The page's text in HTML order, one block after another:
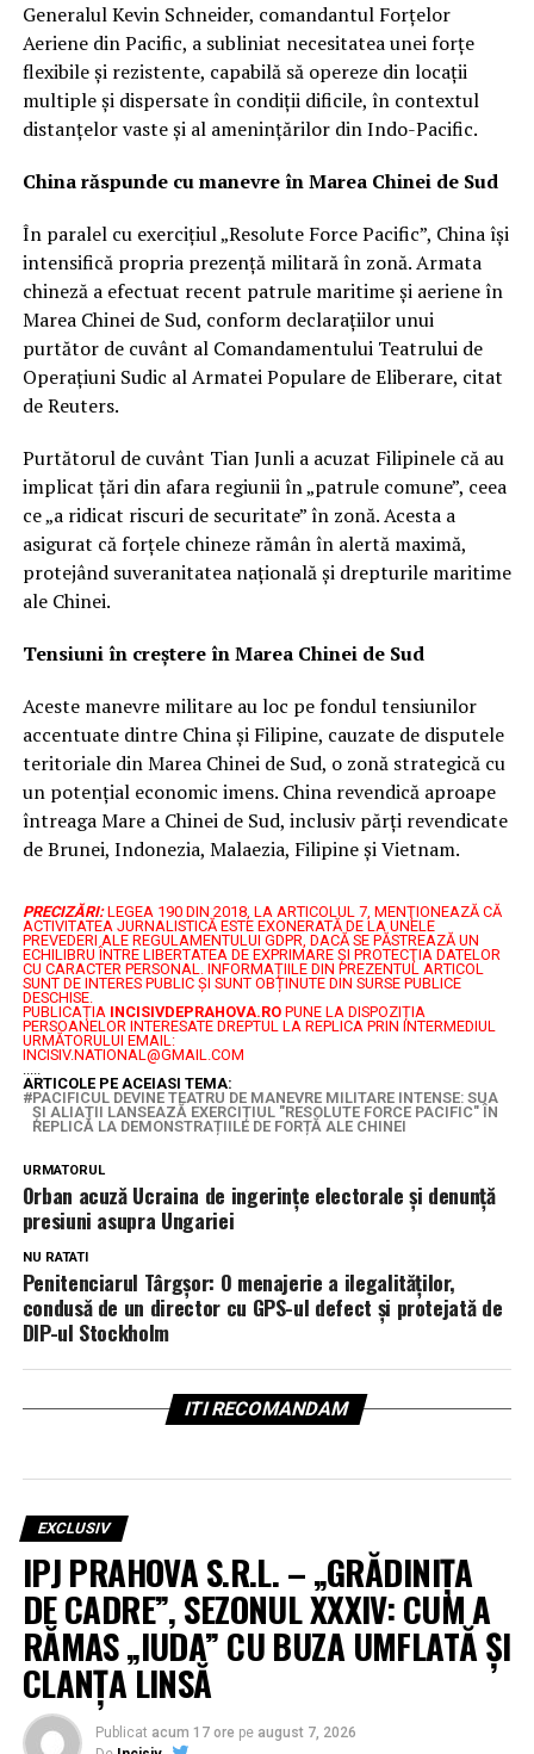
Generalul Kevin Schneider, comandantul Forțelor
Aeriene din Pacific, a subliniat necesitatea unei forțe
flexibile și rezistente, capabilă să opereze din locații
multiple și dispersate în condiții dificile, în contextul
distanțelor vaste și al amenințărilor din Indo-Pacific.
China răspunde cu manevre în Marea Chinei de Sud
În paralel cu exercițiul „Resolute Force Pacific”, China își
intensifică propria prezență militară în zonă. Armata
chineză a efectuat recent patrule maritime și aeriene în
Marea Chinei de Sud, conform declarațiilor unui
purtător de cuvânt al Comandamentului Teatrului de
Operațiuni Sudic al Armatei Populare de Eliberare, citat
de Reuters.
Purtătorul de cuvânt Tian Junli a acuzat Filipinele că au
implicat țări din afara regiunii în „patrule comune”, ceea
ce „a ridicat riscuri de securitate” în zonă. Acesta a
asigurat că forțele chineze rămân în alertă maximă,
protejând suveranitatea națională și drepturile maritime
ale Chinei.
Tensiuni în creștere în Marea Chinei de Sud
Aceste manevre militare au loc pe fondul tensiunilor
accentuate dintre China și Filipine, cauzate de disputele
teritoriale din Marea Chinei de Sud, o zonă strategică cu
un potențial economic imens. China revendică aproape
întreaga Mare a Chinei de Sud, inclusiv părți revendicate
de Brunei, Indonezia, Malaezia, Filipine și Vietnam.
PRECIZĂRI: LEGEA 190 DIN 2018, LA ARTICOLUL 7, MENŢIONEAZĂ CĂ
ACTIVITATEA JURNALISTICĂ ESTE EXONERATĂ DE LA UNELE
PREVEDERI ALE REGULAMENTULUI GDPR, DACĂ SE PĂSTREAZĂ UN
ECHILIBRU ÎNTRE LIBERTATEA DE EXPRIMARE ŞI PROTECŢIA DATELOR
CU CARACTER PERSONAL. INFORMAȚIILE DIN PREZENTUL ARTICOL
SUNT DE INTERES PUBLIC ȘI SUNT OBȚINUTE DIN SURSE PUBLICE
DESCHISE.
PUBLICAȚIA INCISIVDEPRAHOVA.ROPUNE LA DISPOZIȚIA
PERSOANELOR INTERESATE DREPTUL LA REPLICA PRIN INTERMEDIUL
URMĂTORULUI EMAIL:
INCISIV.NATIONAL@GMAIL.COM
.....
ARTICOLE PE ACEIASI TEMA:
PACIFICUL DEVINE TEATRU DE MANEVRE MILITARE INTENSE: SUA
ȘI ALIAȚII LANSEAZĂ EXERCIȚIUL "RESOLUTE FORCE PACIFIC" ÎN
REPLICĂ LA DEMONSTRAȚIILE DE FORȚĂ ALE CHINEI
URMATORUL
Orban acuză Ucraina de ingerințe electorale și denunță
presiuni asupra Ungariei
NU RATATI
Penitenciarul Târgșor: O menajerie a ilegalităților,
condusă de un director cu GPS-ul defect și protejată de
DIP-ul Stockholm
ITI RECOMANDAM
EXCLUSIV
IPJ PRAHOVA S.R.L. – „GRĂDINIȚA
DE CADRE”, SEZONUL XXXIV: CUM A
RĂMAS „IUDA” CU BUZA UMFLATĂ ȘI
CLANȚA LINSĂ
Publicat acum 17 ore pe august 7, 2026